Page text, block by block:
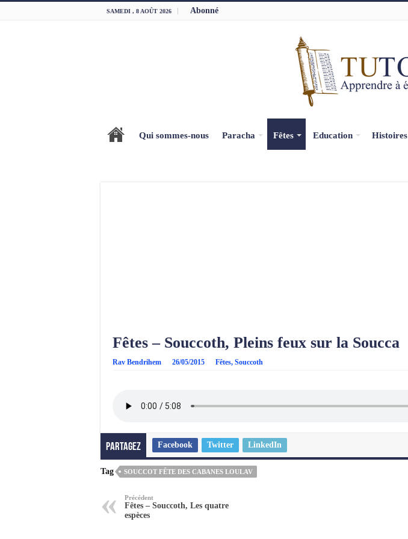
SAMEDI , 8 AOÛT 2026 Abonné
Qui sommes-nous Paracha Fêtes Education Histoires
Fêtes – Souccoth, Pleins feux sur la Soucca
Rav Bendrihem 26/05/2015 Fêtes, Souccoth
Partagez Facebook Twitter LinkedIn
Tag SOUCCOT FÊTE DES CABANES LOULAV
Précédent
Fêtes – Souccoth, Les quatre
espèces